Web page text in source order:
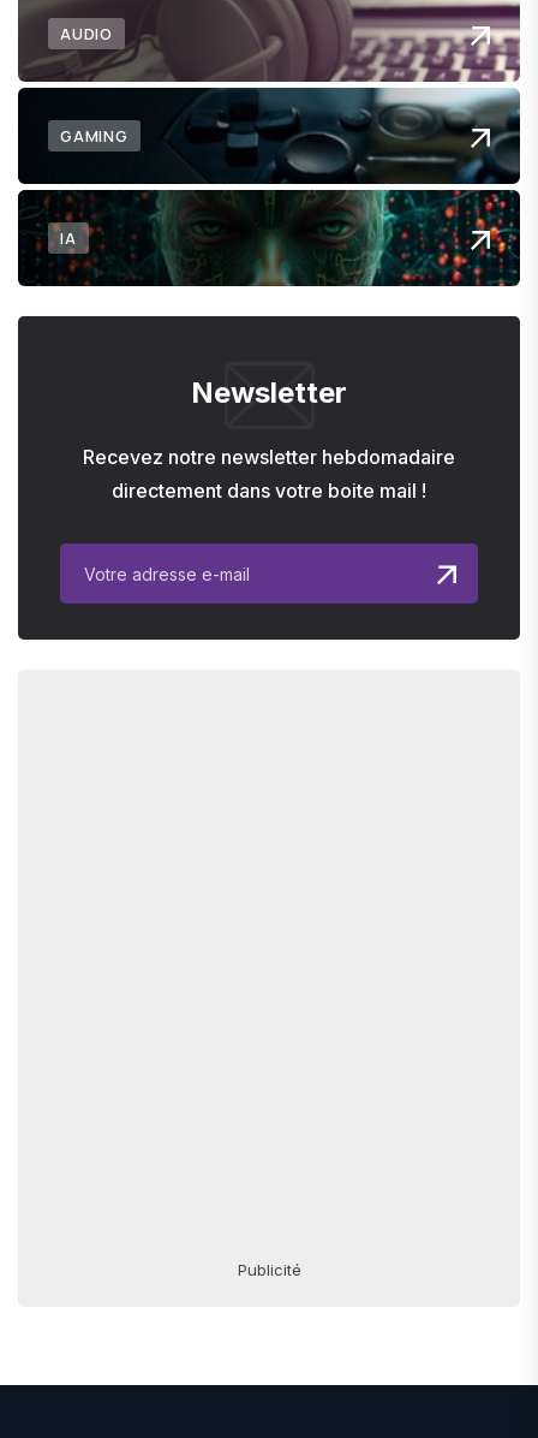
AUDIO
GAMING
IA
Newsletter
Recevez notre newsletter hebdomadaire
directement dans votre boite mail !
Publicité